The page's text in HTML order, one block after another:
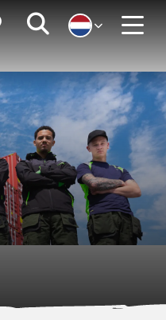
FavorietenZoeken